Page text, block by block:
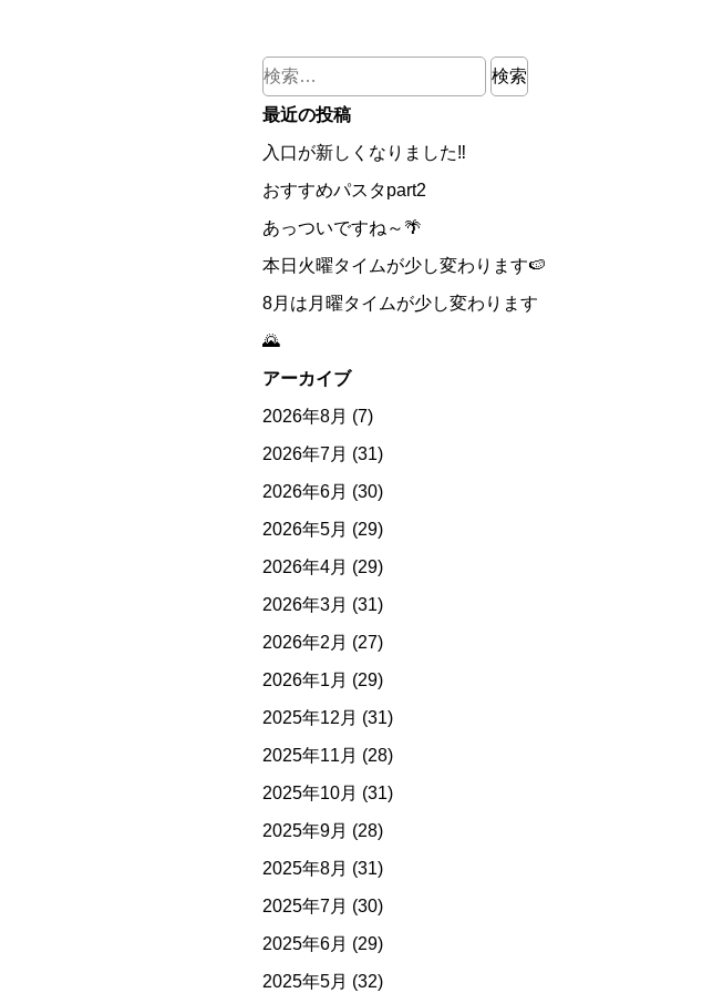
検
索:
最近の投稿
入口が新しくなりました‼
おすすめパスタpart2
あっついですね～🌴
本日火曜タイムが少し変わります🍉
8月は月曜タイムが少し変わります
🌄
アーカイブ
2026年8月 (7)
2026年7月 (31)
2026年6月 (30)
2026年5月 (29)
2026年4月 (29)
2026年3月 (31)
2026年2月 (27)
2026年1月 (29)
2025年12月 (31)
2025年11月 (28)
2025年10月 (31)
2025年9月 (28)
2025年8月 (31)
2025年7月 (30)
2025年6月 (29)
2025年5月 (32)